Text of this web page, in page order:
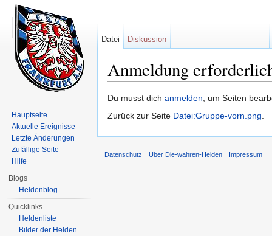
Anmeldung
Du musst dich anmelden, um Seiten
Zurück zur Seite Datei:Gruppe-vorn.png.
Datei Diskussion
Hauptseite
Aktuelle Ereignisse
Letzte Änderungen
Zufällige Seite
Hilfe
Blogs
Heldenblog
Quicklinks
Heldenliste
Bilder der Helden
Datenschutz Über Die-wahren-Helden Impressum